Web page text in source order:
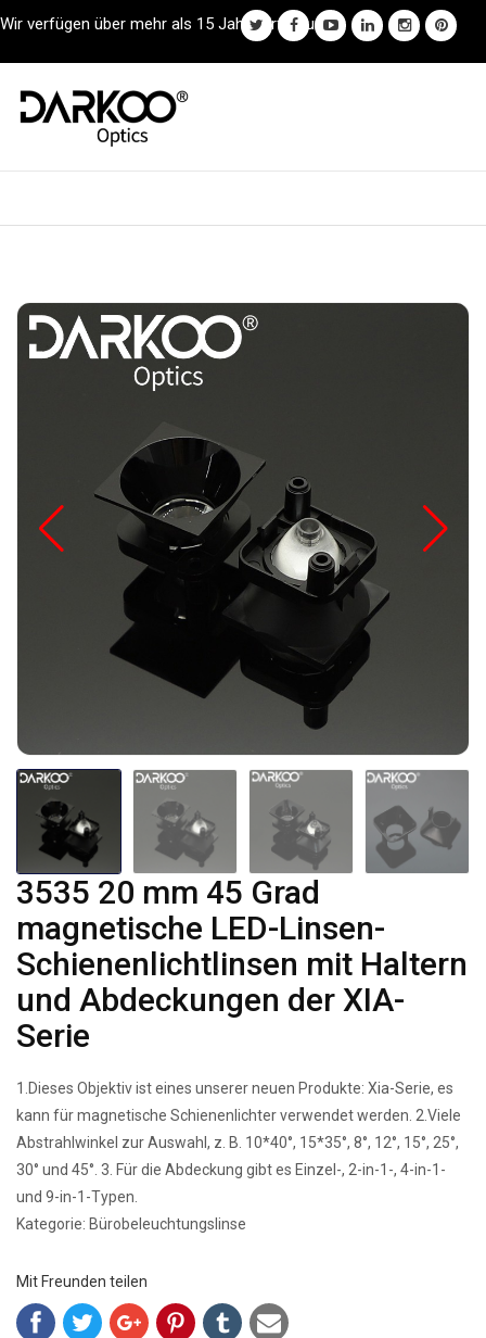
Wir verfügen über mehr als 15 Jahre Erfahrung.
3535 20 mm 45 Grad
magnetische LED-Linsen-
Schienenlichtlinsen mit Haltern
und Abdeckungen der XIA-
Serie
1.Dieses Objektiv ist eines unserer neuen Produkte: Xia-Serie, es
kann für magnetische Schienenlichter verwendet werden. 2.Viele
Abstrahlwinkel zur Auswahl, z. B. 10*40°, 15*35°, 8°, 12°, 15°, 25°,
30° und 45°. 3. Für die Abdeckung gibt es Einzel-, 2-in-1-, 4-in-1-
und 9-in-1-Typen.
Kategorie: Bürobeleuchtungslinse
Mit Freunden teilen